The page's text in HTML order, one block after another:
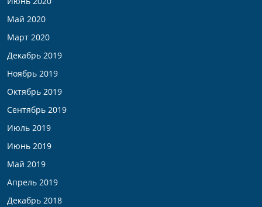
Май 2020
Март 2020
Декабрь 2019
Ноябрь 2019
Октябрь 2019
Сентябрь 2019
Июль 2019
Июнь 2019
Май 2019
Апрель 2019
Декабрь 2018